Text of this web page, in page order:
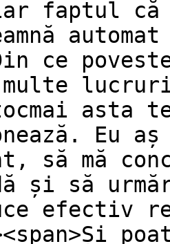
faptul că
ce
asta
Eu aș
să mă
și să
efectiv